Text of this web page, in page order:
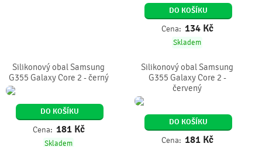
DO KOŠÍKU
Cena: 134 Kč
Skladem
Silikonový obal Samsung
G355 Galaxy Core 2 - černý
DO KOŠÍKU
Cena: 181 Kč
Skladem
Silikonový obal Samsung
G355 Galaxy Core 2 -
červený
DO KOŠÍKU
Cena: 181 Kč